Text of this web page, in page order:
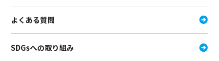
よくある質問
SDGsへの取り組み